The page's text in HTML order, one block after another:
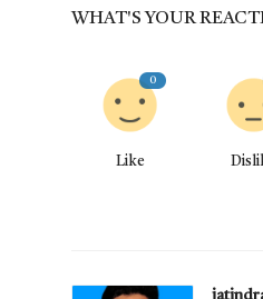
WHAT'S YOUR
0
Like